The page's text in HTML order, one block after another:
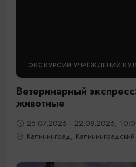
ЭКСКУРСИИ УЧРЕЖДЕНИЙ
Ветеринарный
животные
25.07.2026 - 22.08.2026,
Калининград,